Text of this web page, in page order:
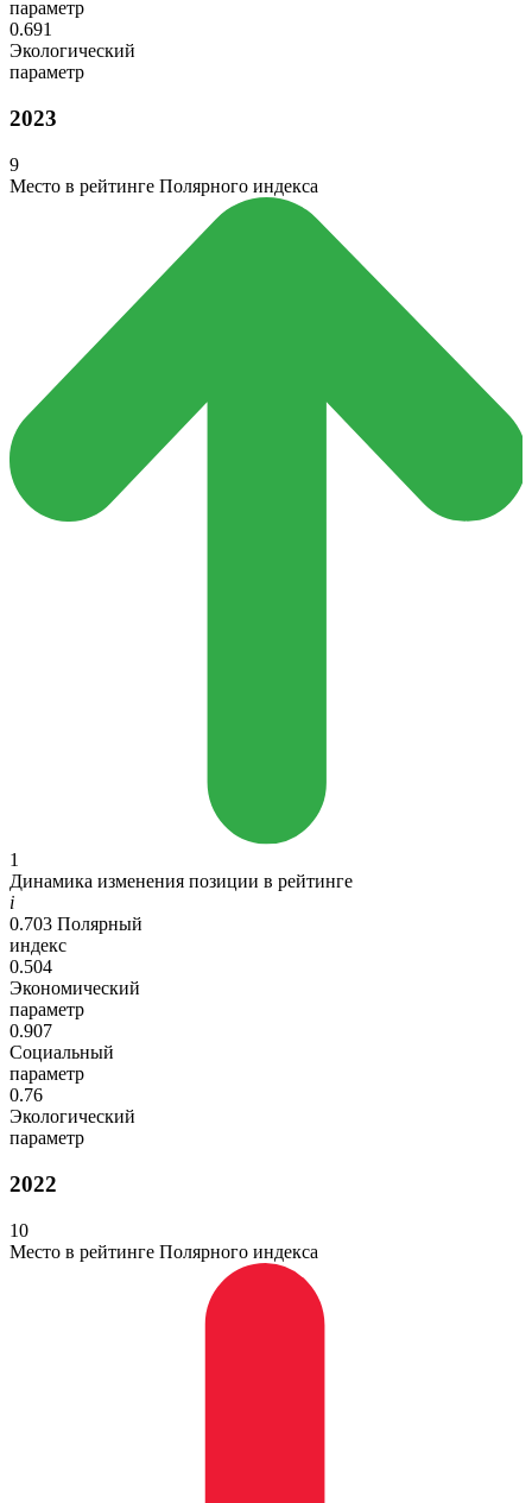
параметр
0.691
Экологический
параметр
2023
9
Место в рейтинге Полярного индекса
1
Динамика изменения позиции в рейтинге
i
0.703 Полярный
индекс
0.504
Экономический
параметр
0.907
Социальный
параметр
0.76
Экологический
параметр
2022
10
Место в рейтинге Полярного индекса